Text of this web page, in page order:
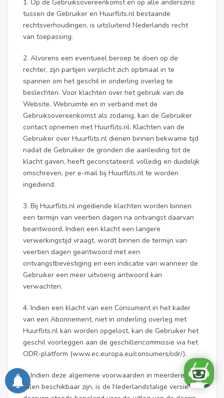
1. Op de Gebruiksovereenkomst en op alle anderszins
tussen de Gebruiker en Huurflits.nl bestaande
rechtsverhoudingen, is uitsluitend Nederlands recht
van toepassing.
2. Alvorens een eventueel beroep te doen op de
rechter, zijn partijen verplicht zich optimaal in te
spannen om het geschil in onderling overleg te
beslechten. Voor klachten over het gebruik van de
Website, Webruimte en in verband met de
Gebruiksovereenkomst als zodanig, kan de Gebruiker
contact opnemen met Huurflits.nl. Klachten van de
Gebruiker over Huurflits.nl dienen binnen bekwame tijd
nadat de Gebruiker de gronden die aanleiding tot de
klacht gaven, heeft geconstateerd, volledig en duidelijk
omschreven, per e-mail bij Huurflits.nl te worden
ingediend.
3. Bij Huurflits.nl ingediende klachten worden binnen
een termijn van veertien dagen na ontvangst daarvan
beantwoord. Indien een klacht een langere
verwerkingstijd vraagt, wordt binnen de termijn van
veertien dagen geantwoord met een
ontvangstbevestiging en een indicatie van wanneer de
Gebruiker een meer uitvoerig antwoord kan
verwachten.
4. Indien een klacht van een Consument in het kader
van een Abonnement, niet in onderling overleg met
Huurflits.nl kan worden opgelost, kan de Gebruiker het
geschil voorleggen aan de geschillencommissie via het
ODR-platform (www.ec.europa.eu/consumers/odr/).
5. Indien deze algemene voorwaarden in meerdere
talen beschikbaar zijn, is de Nederlandstalige versie